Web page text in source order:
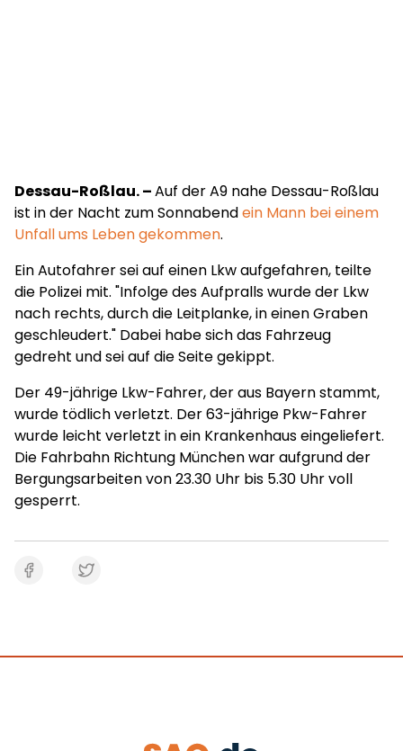
Dessau-Roßlau. –Auf der A9 nahe Dessau-Roßlau
ist in der Nacht zum Sonnabendein Mann bei einem
Unfall ums Leben gekommen.
Ein Autofahrer sei auf einen Lkw aufgefahren, teilte
die Polizei mit. "Infolge des Aufpralls wurde der Lkw
nach rechts, durch die Leitplanke, in einen Graben
geschleudert." Dabei habe sich das Fahrzeug
gedreht und sei auf die Seite gekippt.
Der 49-jährige Lkw-Fahrer, der aus Bayern stammt,
wurde tödlich verletzt. Der 63-jährige Pkw-Fahrer
wurde leicht verletzt in ein Krankenhaus eingeliefert.
Die Fahrbahn Richtung München war aufgrund der
Bergungsarbeiten von 23.30 Uhr bis 5.30 Uhr voll
gesperrt.